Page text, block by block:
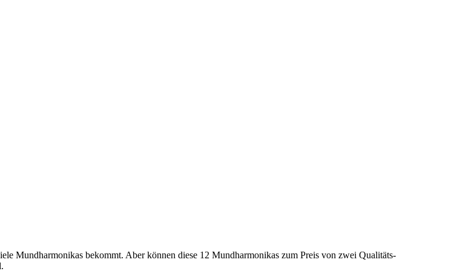
Mundharmonikas bekommt. Aber können diese 12 Mundharmonikas zum Preis von zwei Qualitäts-